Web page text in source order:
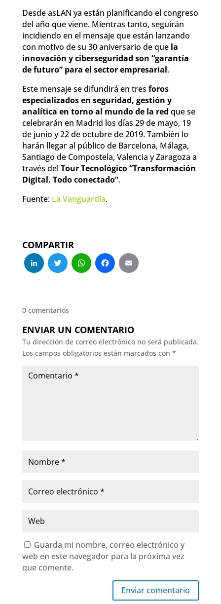
Desde asLAN ya están planificando el congreso
del año que viene. Mientras tanto, seguirán
incidiendo en el mensaje que están lanzando
con motivo de su 30 aniversario de que la
innovación y ciberseguridad son “garantía
de futuro” para el sector empresarial.
Este mensaje se difundirá en tres foros
especializados en seguridad, gestión y
analítica en torno al mundo de la red que se
celebrarán en Madrid los días 29 de mayo, 19
de junio y 22 de octubre de 2019. También lo
harán llegar al público de Barcelona, Málaga,
Santiago de Compostela, Valencia y Zaragoza a
través del Tour Tecnológico “Transformación
Digital. Todo conectado”.
Fuente: La Vanguardia.
COMPARTIR
LinkedIn
Twitter
WhatsApp
Facebook
0 comentarios
ENVIAR UN COMENTARIO
Tu dirección de correo electrónico no será publicada.
Los campos obligatorios están marcados con *
Guarda mi nombre, correo electrónico y
web en este navegador para la próxima vez
que comente.
Enviar comentario